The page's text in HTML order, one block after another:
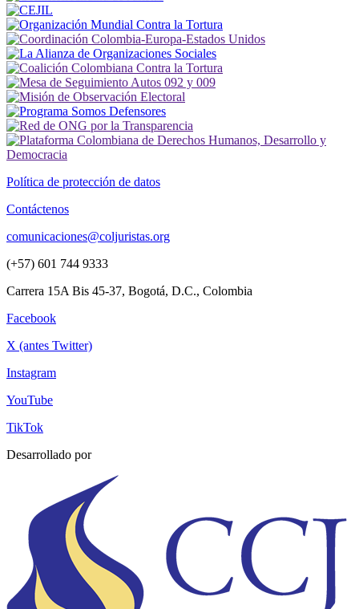
Política de protección de datos
Contáctenos
comunicaciones@coljuristas.org
(+57) 601 744 9333
Carrera 15A Bis 45-37, Bogotá, D.C., Colombia
Facebook
X (antes Twitter)
Instagram
YouTube
TikTok
Desarrollado por